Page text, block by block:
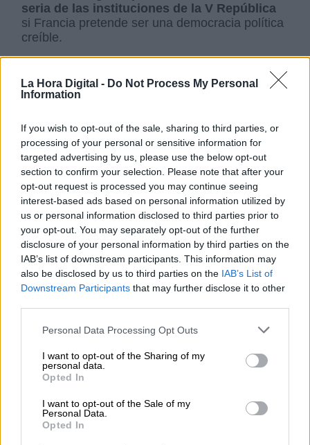
La Hora Digital - Do Not Process My Personal
Information
If you wish to opt-out of the sale, sharing to third parties, or
processing of your personal or sensitive information for
targeted advertising by us, please use the below opt-out
section to confirm your selection. Please note that after your
opt-out request is processed you may continue seeing
interest-based ads based on personal information utilized by
us or personal information disclosed to third parties prior to
your opt-out. You may separately opt-out of the further
disclosure of your personal information by third parties on the
IAB’s list of downstream participants. This information may
also be disclosed by us to third parties on the IAB’s List of
Downstream Participants that may further disclose it to other
Personal Data Processing Opt Outs
I want to opt-out of the Sharing of my
personal data.
Opted In
I want to opt-out of the Sale of my
Personal Data.
Opted In
seria de las instituciones de la V República
si Francia pretende ser una democracia política
creíble.
SOBRE EL AUTOR
Juan Antonio Sacaluga
Licenciado en C.C. de la Información por la UCM y
Licenciado en Filosofía y Letras UAM. Ha trabajado
30 años en RTVE donde ha sido Coordinador de los
corresponsales en RNE, Jefe de Internacional de los
Telediarios (1988-1995), Director de Telediario
Internacional (1995-1999) y Director de 'En Portada'.
Ha sido profesor de Televisión en el Master
Relaciones Internacionales y Comunicación, de la
Universidad Complutense de Madrid, entre 2000 y
2010.
Marine Le Pen Elecciones Francia
NOTICIAS RELACIONADAS